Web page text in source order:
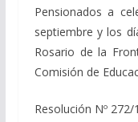
Pensionados a
septiembre y los
Rosario de la
Comisión de
Resolución Nº 272/